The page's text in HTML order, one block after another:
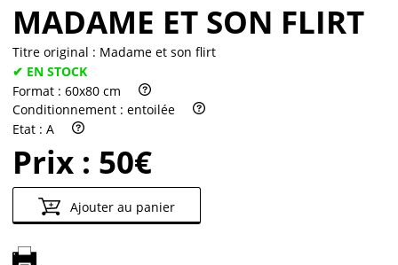
MADAME ET SON FLIRT
Titre original : Madame et son flirt
✔ EN STOCK
Format : 60x80 cm
Conditionnement : entoilée
Etat : A
Prix : 50€
Ajouter au panier